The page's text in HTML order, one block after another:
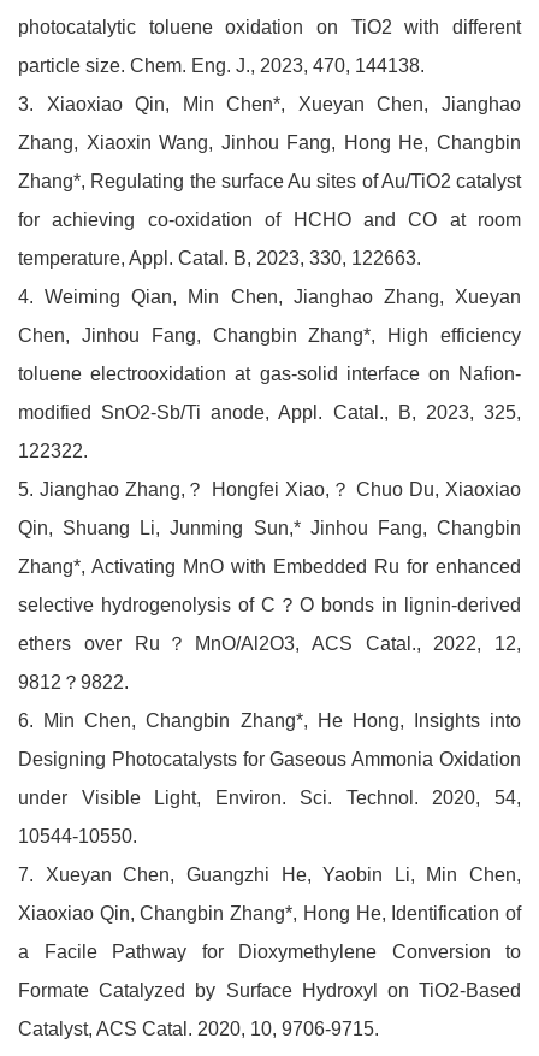
photocatalytic toluene oxidation on TiO2 with different
particle size. Chem. Eng. J., 2023, 470, 144138.
3. Xiaoxiao Qin, Min Chen*, Xueyan Chen, Jianghao
Zhang, Xiaoxin Wang, Jinhou Fang, Hong He, Changbin
Zhang*, Regulating the surface Au sites of Au/TiO2 catalyst
for achieving co-oxidation of HCHO and CO at room
temperature, Appl. Catal. B, 2023, 330, 122663.
4. Weiming Qian, Min Chen, Jianghao Zhang, Xueyan
Chen, Jinhou Fang, Changbin Zhang*, High efficiency
toluene electrooxidation at gas-solid interface on Nafion-
modified SnO2-Sb/Ti anode, Appl. Catal., B, 2023, 325,
122322.
5. Jianghao Zhang,？ Hongfei Xiao,？ Chuo Du, Xiaoxiao
Qin, Shuang Li, Junming Sun,* Jinhou Fang, Changbin
Zhang*, Activating MnO with Embedded Ru for enhanced
selective hydrogenolysis of C？O bonds in lignin-derived
ethers over Ru？MnO/Al2O3, ACS Catal., 2022, 12,
9812？9822.
6. Min Chen, Changbin Zhang*, He Hong, Insights into
Designing Photocatalysts for Gaseous Ammonia Oxidation
under Visible Light, Environ. Sci. Technol. 2020, 54,
10544-10550.
7. Xueyan Chen, Guangzhi He, Yaobin Li, Min Chen,
Xiaoxiao Qin, Changbin Zhang*, Hong He, Identification of
a Facile Pathway for Dioxymethylene Conversion to
Formate Catalyzed by Surface Hydroxyl on TiO2-Based
Catalyst, ACS Catal. 2020, 10, 9706-9715.